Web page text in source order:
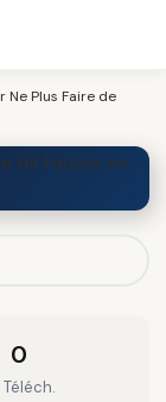
Ne Plus Faire de
0
Téléch.